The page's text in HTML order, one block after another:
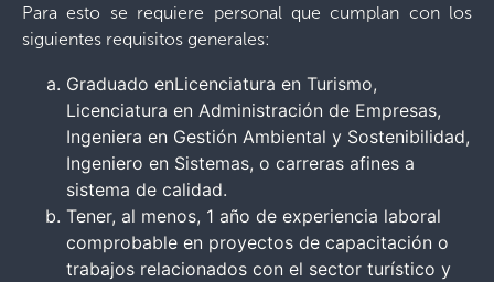
Para esto se requiere personal que cumplan con los
siguientes requisitos generales:
Graduado enLicenciatura en Turismo,
Licenciatura en Administración de Empresas,
Ingeniera en Gestión Ambiental y Sostenibilidad,
Ingeniero en Sistemas, o carreras afines a
sistema de calidad.
Tener, al menos, 1 año de experiencia laboral
comprobable en proyectos de capacitación o
trabajos relacionados con el sector turístico y